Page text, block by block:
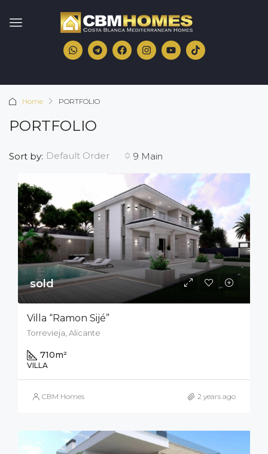
Home PORTFOLIO
PORTFOLIO
9 Main
Sort by: Default Order
sold
Villa “Ramon Sijé”
Torrevieja, Alicante
710m²
VILLA
CBM Homes 2 years ago